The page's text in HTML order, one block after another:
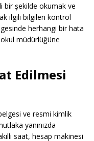
bir şekilde okumak ve
ilgili bilgileri kontrol
herhangi bir hata
müdürlüğüne
Edilmesi
ve resmi kimlik
yanınızda
saat, hesap makinesi